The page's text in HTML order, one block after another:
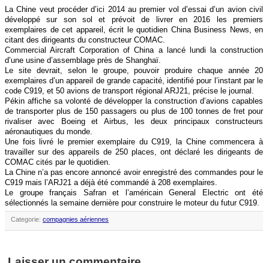
La Chine veut procéder d’ici 2014 au premier vol d’essai d’un avion civil
développé sur son sol et prévoit de livrer en 2016 les premiers
exemplaires de cet appareil, écrit le quotidien China Business News, en
citant des dirigeants du constructeur COMAC.
Commercial Aircraft Corporation of China a lancé lundi la construction
d’une usine d’assemblage près de Shanghaï.
Le site devrait, selon le groupe, pouvoir produire chaque année 20
exemplaires d’un appareil de grande capacité, identifié pour l’instant par le
code C919, et 50 avions de transport régional ARJ21, précise le journal.
Pékin affiche sa volonté de développer la construction d’avions capables
de transporter plus de 150 passagers ou plus de 100 tonnes de fret pour
rivaliser avec Boeing et Airbus, les deux principaux constructeurs
aéronautiques du monde.
Une fois livré le premier exemplaire du C919, la Chine commencera à
travailler sur des appareils de 250 places, ont déclaré les dirigeants de
COMAC cités par le quotidien.
La Chine n’a pas encore annoncé avoir enregistré des commandes pour le
C919 mais l’ARJ21 a déjà été commandé à 208 exemplaires.
Le groupe français Safran et l’américain General Electric ont été
sélectionnés la semaine dernière pour construire le moteur du futur C919.
Categorie: compagnies aériennes